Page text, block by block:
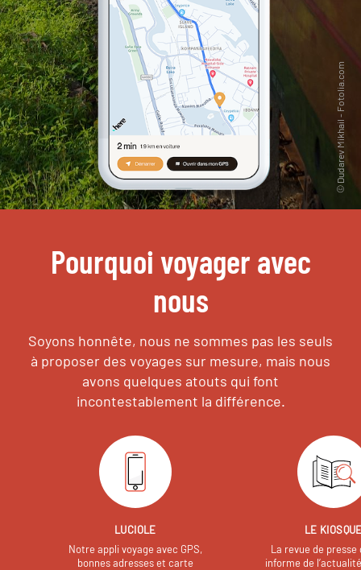
Pourquoi voyager avec
nous
Soyons honnête, nous ne sommes pas les seuls
à proposer des voyages sur mesure, mais nous
avons quelques atouts qui font
incontestablement la différence.
LUCIOLE
Notre appli voyage avec GPS,
bonnes adresses et carte
LE
La revue de presse
informe de